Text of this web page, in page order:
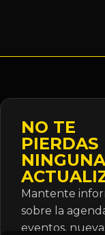
NO TE
PIERDAS
NINGUNA
Mantente
sobre la
eventos,